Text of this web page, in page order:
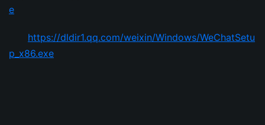
e
https://dldir1.qq.com/weixin/Windows/WeChatSetu
p_x86.exe